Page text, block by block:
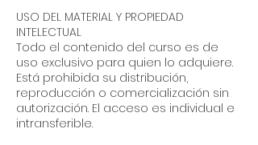
USO DEL MATERIAL Y PROPIEDAD
INTELECTUAL
Todo el contenido del curso es de
uso exclusivo para quien lo adquiere.
Está prohibida su distribución,
reproducción o comercialización sin
autorización. El acceso es individual e
intransferible.